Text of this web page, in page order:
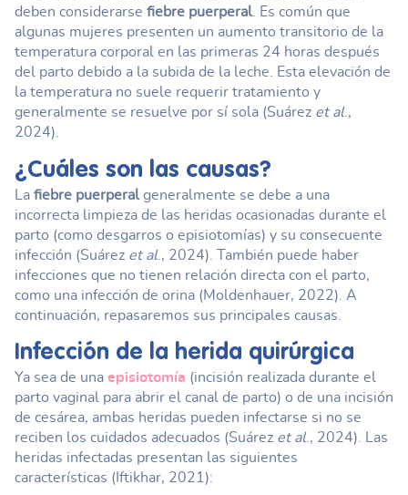
deben considerarse fiebre puerperal . Es común que
algunas mujeres presenten un aumento transitorio de la
temperatura corporal en las primeras 24 horas después
del parto debido a la subida de la leche. Esta elevación de
la temperatura no suele requerir tratamiento y
generalmente se resuelve por sí sola (Suárez et al .,
2024).
¿Cuáles son las causas?
La fiebre puerperal generalmente se debe a una
incorrecta limpieza de las heridas ocasionadas durante el
parto (como desgarros o episiotomías) y su consecuente
infección (Suárez et al ., 2024). También puede haber
infecciones que no tienen relación directa con el parto,
como una infección de orina (Moldenhauer, 2022). A
continuación, repasaremos sus principales causas.
Infección de la herida quirúrgica
Ya sea de una episiotomía (incisión realizada durante el
parto vaginal para abrir el canal de parto) o de una incisión
de cesárea, ambas heridas pueden infectarse si no se
reciben los cuidados adecuados (Suárez et al ., 2024). Las
heridas infectadas presentan las siguientes
características (Iftikhar, 2021):